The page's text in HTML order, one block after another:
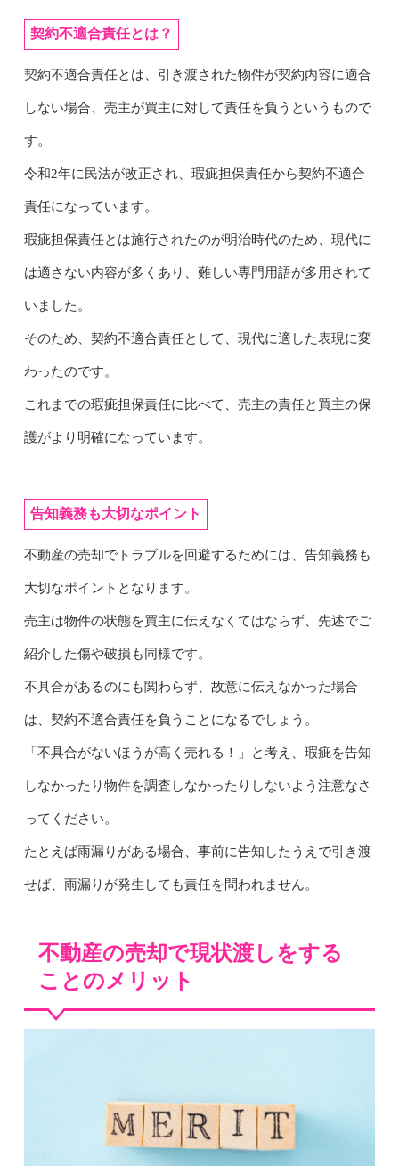
契約不適合責任とは？
契約不適合責任とは、引き渡された物件が契約内容に適合
しない場合、売主が買主に対して責任を負うというもので
す。
令和2年に民法が改正され、瑕疵担保責任から契約不適合
責任になっています。
瑕疵担保責任とは施行されたのが明治時代のため、現代に
は適さない内容が多くあり、難しい専門用語が多用されて
いました。
そのため、契約不適合責任として、現代に適した表現に変
わったのです。
これまでの瑕疵担保責任に比べて、売主の責任と買主の保
護がより明確になっています。
告知義務も大切なポイント
不動産の売却でトラブルを回避するためには、告知義務も
大切なポイントとなります。
売主は物件の状態を買主に伝えなくてはならず、先述でご
紹介した傷や破損も同様です。
不具合があるのにも関わらず、故意に伝えなかった場合
は、契約不適合責任を負うことになるでしょう。
「不具合がないほうが高く売れる！」と考え、瑕疵を告知
しなかったり物件を調査しなかったりしないよう注意なさ
ってください。
たとえば雨漏りがある場合、事前に告知したうえで引き渡
せば、雨漏りが発生しても責任を問われません。
不動産の売却で現状渡しをする
ことのメリット